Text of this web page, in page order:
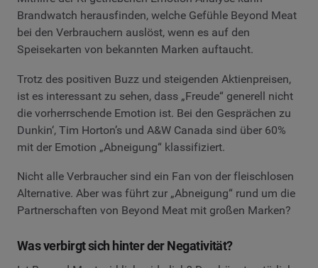
Brandwatch herausfinden, welche Gefühle Beyond Meat
bei den Verbrauchern auslöst, wenn es auf den
Speisekarten von bekannten Marken auftaucht.
Trotz des positiven Buzz und steigenden Aktienpreisen,
ist es interessant zu sehen, dass „Freude“ generell nicht
die vorherrschende Emotion ist. Bei den Gesprächen zu
Dunkin‘, Tim Horton’s und A&W Canada sind über 60%
mit der Emotion „Abneigung“ klassifiziert.
Nicht alle Verbraucher sind ein Fan von der fleischlosen
Alternative. Aber was führt zur „Abneigung“ rund um die
Partnerschaften von Beyond Meat mit großen Marken?
Was verbirgt sich hinter der Negativität?